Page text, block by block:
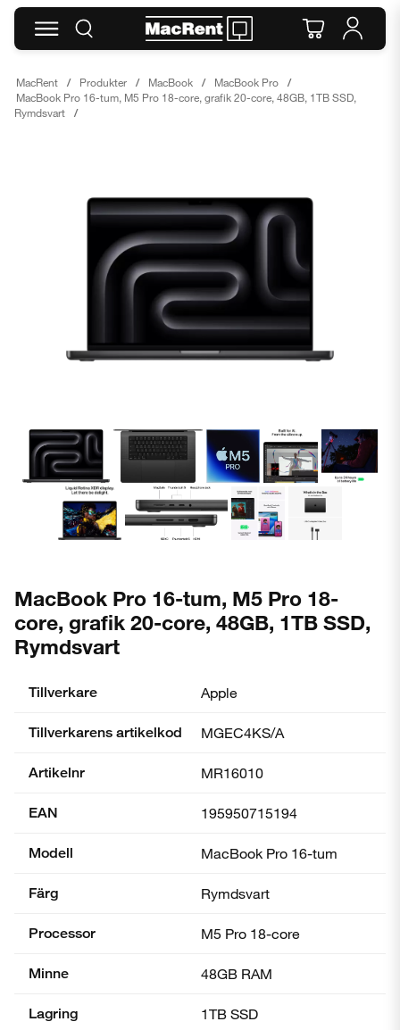
MacRent Produkter MacBook
MacBook Pro
MacBook Pro 16-tum, M5 Pro 18-core, grafik 20-core, 48GB, 1TB SSD,
Rymdsvart
MacBook Pro 16-tum, M5 Pro 18-
core, grafik 20-core, 48GB, 1TB SSD,
Rymdsvart
Tillverkare Apple
Tillverkarens artikelkod MGEC4KS/A
Artikelnr MR16010
EAN 195950715194
Modell MacBook Pro 16-tum
Färg Rymdsvart
Processor M5 Pro 18-core
Minne 48GB RAM
Lagring 1TB SSD